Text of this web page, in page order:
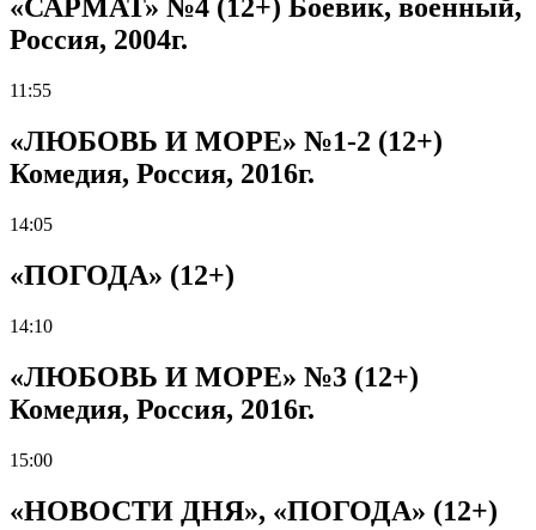
«САРМАТ» №4 (12+) Боевик, военный,
Россия, 2004г.
11:55
«ЛЮБОВЬ И МОРЕ» №1-2 (12+)
Комедия, Россия, 2016г.
14:05
«ПОГОДА» (12+)
14:10
«ЛЮБОВЬ И МОРЕ» №3 (12+)
Комедия, Россия, 2016г.
15:00
«НОВОСТИ ДНЯ», «ПОГОДА» (12+)